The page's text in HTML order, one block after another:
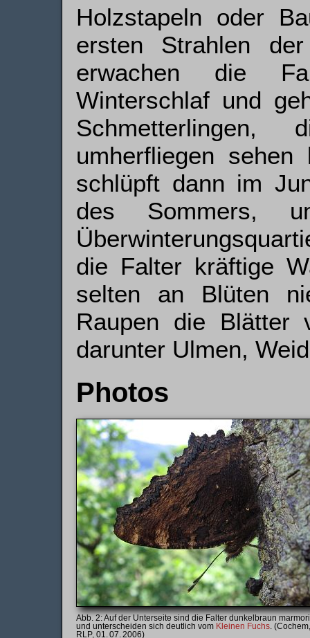
Holzstapeln oder
ersten Strahlen
erwachen die
Winterschlaf und
umherfliegen sehen
schlüpft dann im
des Sommers,
die Falter kräftige
selten an Blüten
Raupen die Blätter
darunter Ulmen,
Photos
Auf der Unterseite sind die Falter dunkelbraun
und unterscheiden sich deutlich vom Kleinen Fuchs . (Cochem,
RLP, 01. 07. 2006)